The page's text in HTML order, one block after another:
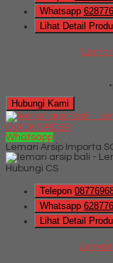
Whatsapp
Lihat Detail
Hubungi Kami
QUICK ORDER
Whatsapp
Lemari Arsip Importa
Hubungi CS
Telepon
Whatsapp
Lihat Detail
Lemari